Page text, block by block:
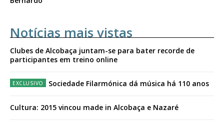
Notícias mais vistas
Clubes de Alcobaça juntam-se para bater recorde de
participantes em treino online
Sociedade Filarmónica dá música há 110 anos
Cultura: 2015 vincou made in Alcobaça e Nazaré